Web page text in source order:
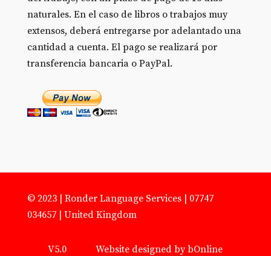
naturales. En el caso de libros o trabajos muy
extensos, deberá entregarse por adelantado una
cantidad a cuenta. El pago se realizará por
transferencia bancaria o PayPal.
© 2023 | Ronder Language Services | 07747
034657 | United Kingdom
V5.0 Website designed by bOnline